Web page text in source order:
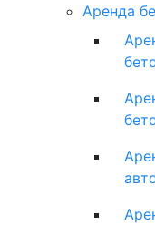
Аренда